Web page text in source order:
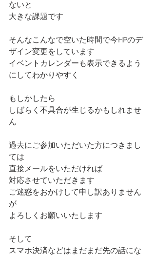
ないと
大きな課題です
そんなこんなで空いた時間で今HPのデ
ザイン変更をしています
イベントカレンダーも表示できるよう
にしてわかりやすく
もしかしたら
しばらく不具合が生じるかもしれませ
ん
過去にご参加いただいた方につきまし
ては
直接メールをいただければ
対応させていただきます
ご迷惑をおかけして申し訳ありません
が
よろしくお願いいたします
そして
スマホ決済などはまだまだ先の話にな